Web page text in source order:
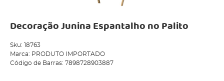
Decoração Junina Espantalho no Palito
Sku:
18763
Marca: PRODUTO IMPORTADO
Código de Barras: 7898728903887